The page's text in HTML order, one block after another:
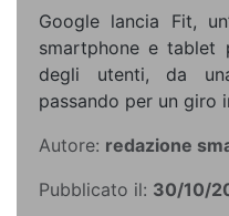
Google lancia Fit,
smartphone e tablet
degli utenti, da
passando per un giro
Autore: redazione
Pubblicato il: 30/10/